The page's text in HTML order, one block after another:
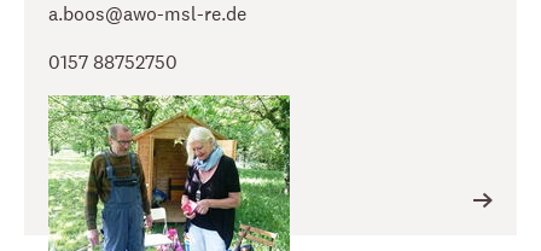
a.boos@awo-msl-re.de
0157 88752750